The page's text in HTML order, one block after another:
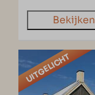
Bekijken
UITGELICHT